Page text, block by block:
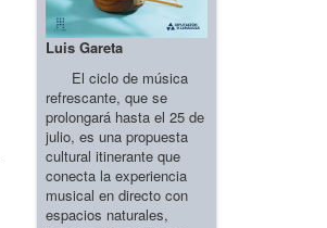
Luis Gareta
El ciclo de música
refrescante, que se
prolongará hasta el 25 de
julio, es una propuesta
cultural itinerante que
conecta la experiencia
musical en directo con
espacios naturales,